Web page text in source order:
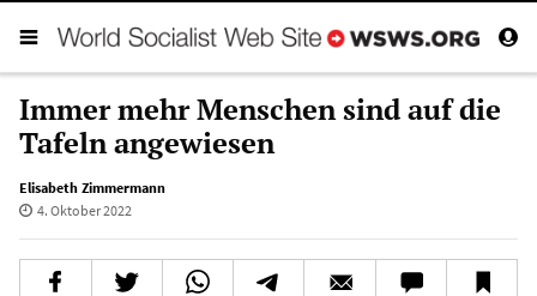
Immer mehr Menschen sind auf die
Tafeln angewiesen
Elisabeth Zimmermann
4. Oktober 2022